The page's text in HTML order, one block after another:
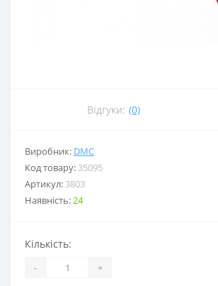
Відгуки: (0)
Виробник: DMC
Код товару: 35095
Артикул: 3803
Наявність:24
Кількість:
- +